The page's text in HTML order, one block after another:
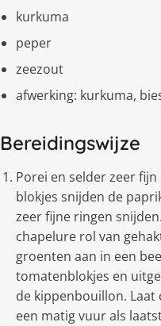
kurkuma
peper
zeezout
afwerking: kurkuma,
Bereidingswijze
Porei en selder zeer
blokjes snijden de
zeer fijne ringen
chapelure rol van
groenten aan in een
tomatenblokjes en
de kippenbouillon.
een matig vuur als